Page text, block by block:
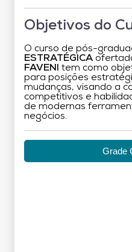
Objetivos do
O curso de pós-
ESTRATÉGICA
FAVENI
tem como
para posições
mudanças, visando a
competitivos e
de modernas
negócios.
Grade